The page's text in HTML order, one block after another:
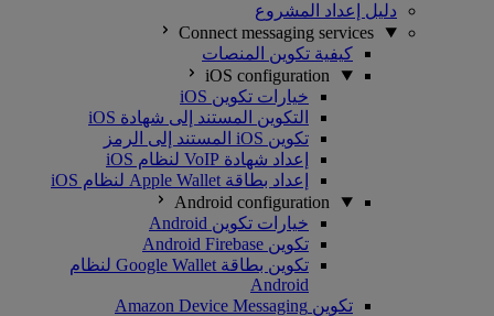
دليل إعداد المشروع
Connect messaging services
كيفية تكوين المنصات
iOS configuration
خيارات تكوين iOS
التكوين المستند إلى شهادة iOS
تكوين iOS المستند إلى الرمز
إعداد شهادة VoIP لنظام iOS
إعداد بطاقة Apple Wallet لنظام iOS
Android configuration
خيارات تكوين Android
تكوين Android Firebase
تكوين بطاقة Google Wallet لنظام
Android
تكوين Amazon Device Messaging